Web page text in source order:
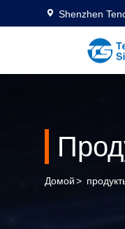
Shenzhen
Домой>